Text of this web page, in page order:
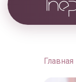
Главная